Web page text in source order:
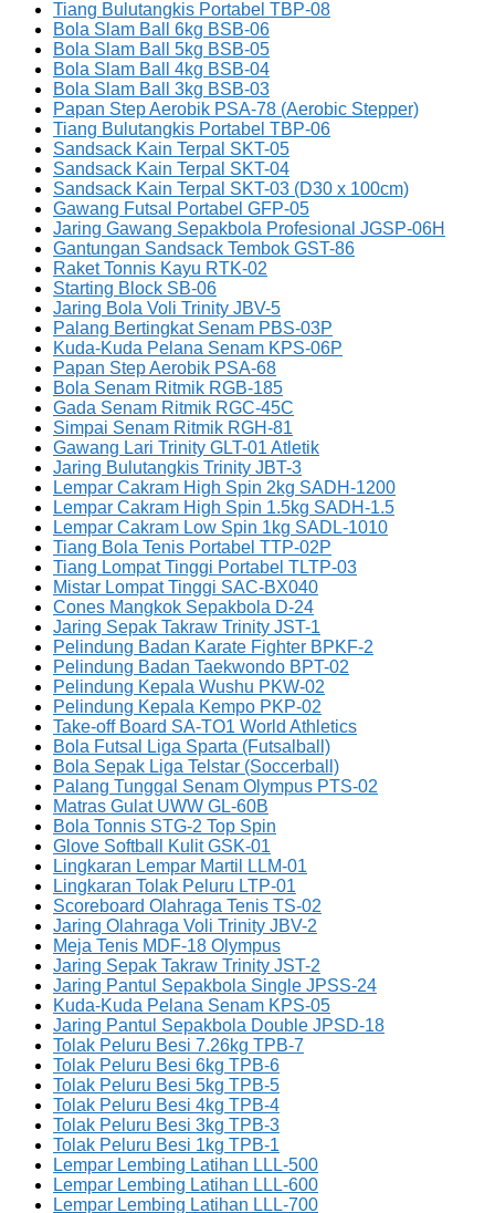
Tiang Bulutangkis Portabel TBP-08
Bola Slam Ball 6kg BSB-06
Bola Slam Ball 5kg BSB-05
Bola Slam Ball 4kg BSB-04
Bola Slam Ball 3kg BSB-03
Papan Step Aerobik PSA-78 (Aerobic Stepper)
Tiang Bulutangkis Portabel TBP-06
Sandsack Kain Terpal SKT-05
Sandsack Kain Terpal SKT-04
Sandsack Kain Terpal SKT-03 (D30 x 100cm)
Gawang Futsal Portabel GFP-05
Jaring Gawang Sepakbola Profesional JGSP-06H
Gantungan Sandsack Tembok GST-86
Raket Tonnis Kayu RTK-02
Starting Block SB-06
Jaring Bola Voli Trinity JBV-5
Palang Bertingkat Senam PBS-03P
Kuda-Kuda Pelana Senam KPS-06P
Papan Step Aerobik PSA-68
Bola Senam Ritmik RGB-185
Gada Senam Ritmik RGC-45C
Simpai Senam Ritmik RGH-81
Gawang Lari Trinity GLT-01 Atletik
Jaring Bulutangkis Trinity JBT-3
Lempar Cakram High Spin 2kg SADH-1200
Lempar Cakram High Spin 1.5kg SADH-1.5
Lempar Cakram Low Spin 1kg SADL-1010
Tiang Bola Tenis Portabel TTP-02P
Tiang Lompat Tinggi Portabel TLTP-03
Mistar Lompat Tinggi SAC-BX040
Cones Mangkok Sepakbola D-24
Jaring Sepak Takraw Trinity JST-1
Pelindung Badan Karate Fighter BPKF-2
Pelindung Badan Taekwondo BPT-02
Pelindung Kepala Wushu PKW-02
Pelindung Kepala Kempo PKP-02
Take-off Board SA-TO1 World Athletics
Bola Futsal Liga Sparta (Futsalball)
Bola Sepak Liga Telstar (Soccerball)
Palang Tunggal Senam Olympus PTS-02
Matras Gulat UWW GL-60B
Bola Tonnis STG-2 Top Spin
Glove Softball Kulit GSK-01
Lingkaran Lempar Martil LLM-01
Lingkaran Tolak Peluru LTP-01
Scoreboard Olahraga Tenis TS-02
Jaring Olahraga Voli Trinity JBV-2
Meja Tenis MDF-18 Olympus
Jaring Sepak Takraw Trinity JST-2
Jaring Pantul Sepakbola Single JPSS-24
Kuda-Kuda Pelana Senam KPS-05
Jaring Pantul Sepakbola Double JPSD-18
Tolak Peluru Besi 7.26kg TPB-7
Tolak Peluru Besi 6kg TPB-6
Tolak Peluru Besi 5kg TPB-5
Tolak Peluru Besi 4kg TPB-4
Tolak Peluru Besi 3kg TPB-3
Tolak Peluru Besi 1kg TPB-1
Lempar Lembing Latihan LLL-500
Lempar Lembing Latihan LLL-600
Lempar Lembing Latihan LLL-700